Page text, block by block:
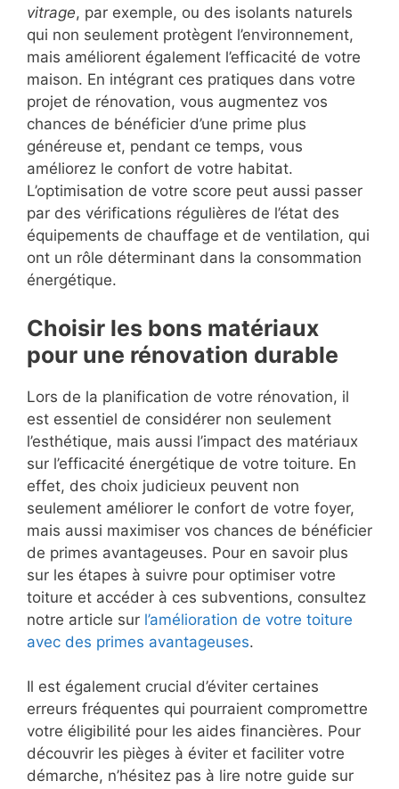
vitrage, par exemple, ou des isolants naturels
qui non seulement protègent l’environnement,
mais améliorent également l’efficacité de votre
maison. En intégrant ces pratiques dans votre
projet de rénovation, vous augmentez vos
chances de bénéficier d’une prime plus
généreuse et, pendant ce temps, vous
améliorez le confort de votre habitat.
L’optimisation de votre score peut aussi passer
par des vérifications régulières de l’état des
équipements de chauffage et de ventilation, qui
ont un rôle déterminant dans la consommation
énergétique.
Choisir les bons matériaux
pour une rénovation durable
Lors de la planification de votre rénovation, il
est essentiel de considérer non seulement
l’esthétique, mais aussi l’impact des matériaux
sur l’efficacité énergétique de votre toiture. En
effet, des choix judicieux peuvent non
seulement améliorer le confort de votre foyer,
mais aussi maximiser vos chances de bénéficier
de primes avantageuses. Pour en savoir plus
sur les étapes à suivre pour optimiser votre
toiture et accéder à ces subventions, consultez
notre article sur l’amélioration de votre toiture
avec des primes avantageuses.
Il est également crucial d’éviter certaines
erreurs fréquentes qui pourraient compromettre
votre éligibilité pour les aides financières. Pour
découvrir les pièges à éviter et faciliter votre
démarche, n’hésitez pas à lire notre guide sur